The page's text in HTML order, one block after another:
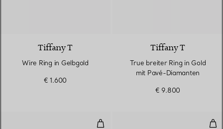
Tiffany T
Wire Ring in Gelbgold
€ 1.600
Tiffany T
True breiter Ring in Gold
mit Pavé-Diamanten
€ 9.800
Ring in Roségold mit Diamanten